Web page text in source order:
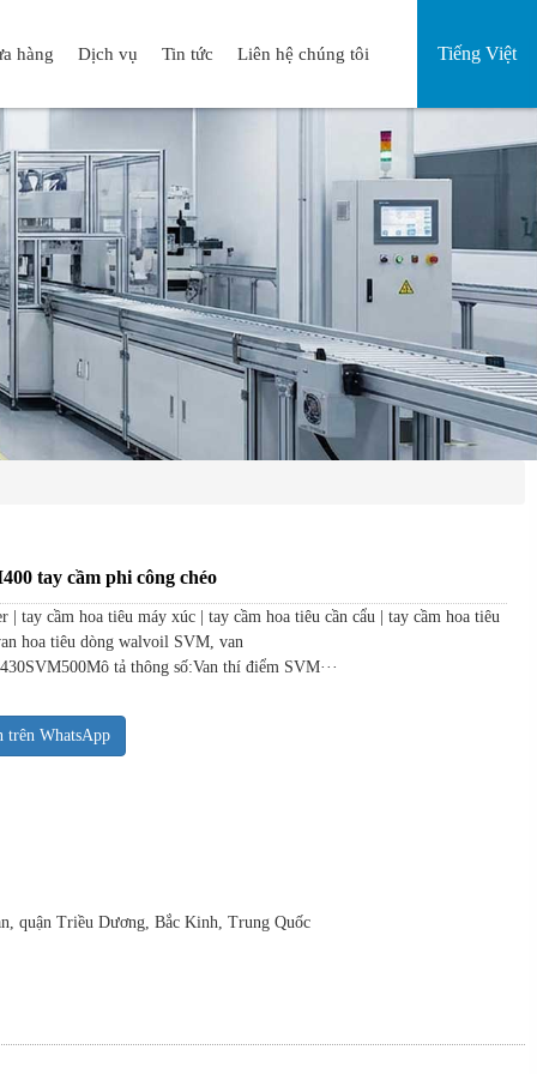
Tiếng Việt
hàng Dịch vụ Tin tức Liên hệ chúng tôi
tay cầm phi công chéo
tay cầm hoa tiêu máy xúc | tay cầm hoa tiêu cần cẩu | tay cầm hoa tiêu
hoa tiêu dòng walvoil SVM, van
tả thông số:Van thí điểm SVM···
trên WhatsApp
quận Triều Dương, Bắc Kinh, Trung Quốc